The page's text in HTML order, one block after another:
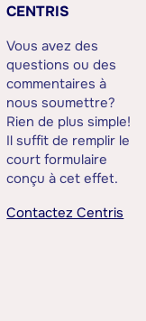
CENTRIS
Vous avez des
questions ou des
commentaires à
nous soumettre?
Rien de plus simple!
Il suffit de remplir le
court formulaire
conçu à cet effet.
Contactez Centris